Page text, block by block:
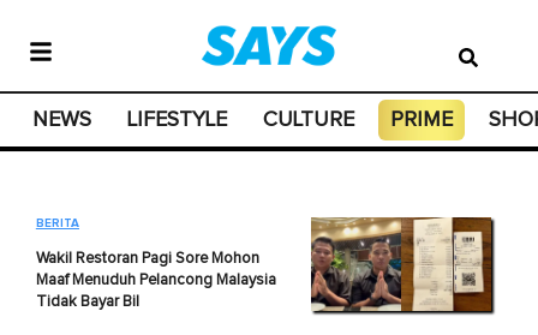
NEWS LIFESTYLE CULTURE PRIME
BERITA
Wakil Restoran Pagi Sore Mohon
Maaf Menuduh Pelancong Malaysia
Tidak Bayar Bil